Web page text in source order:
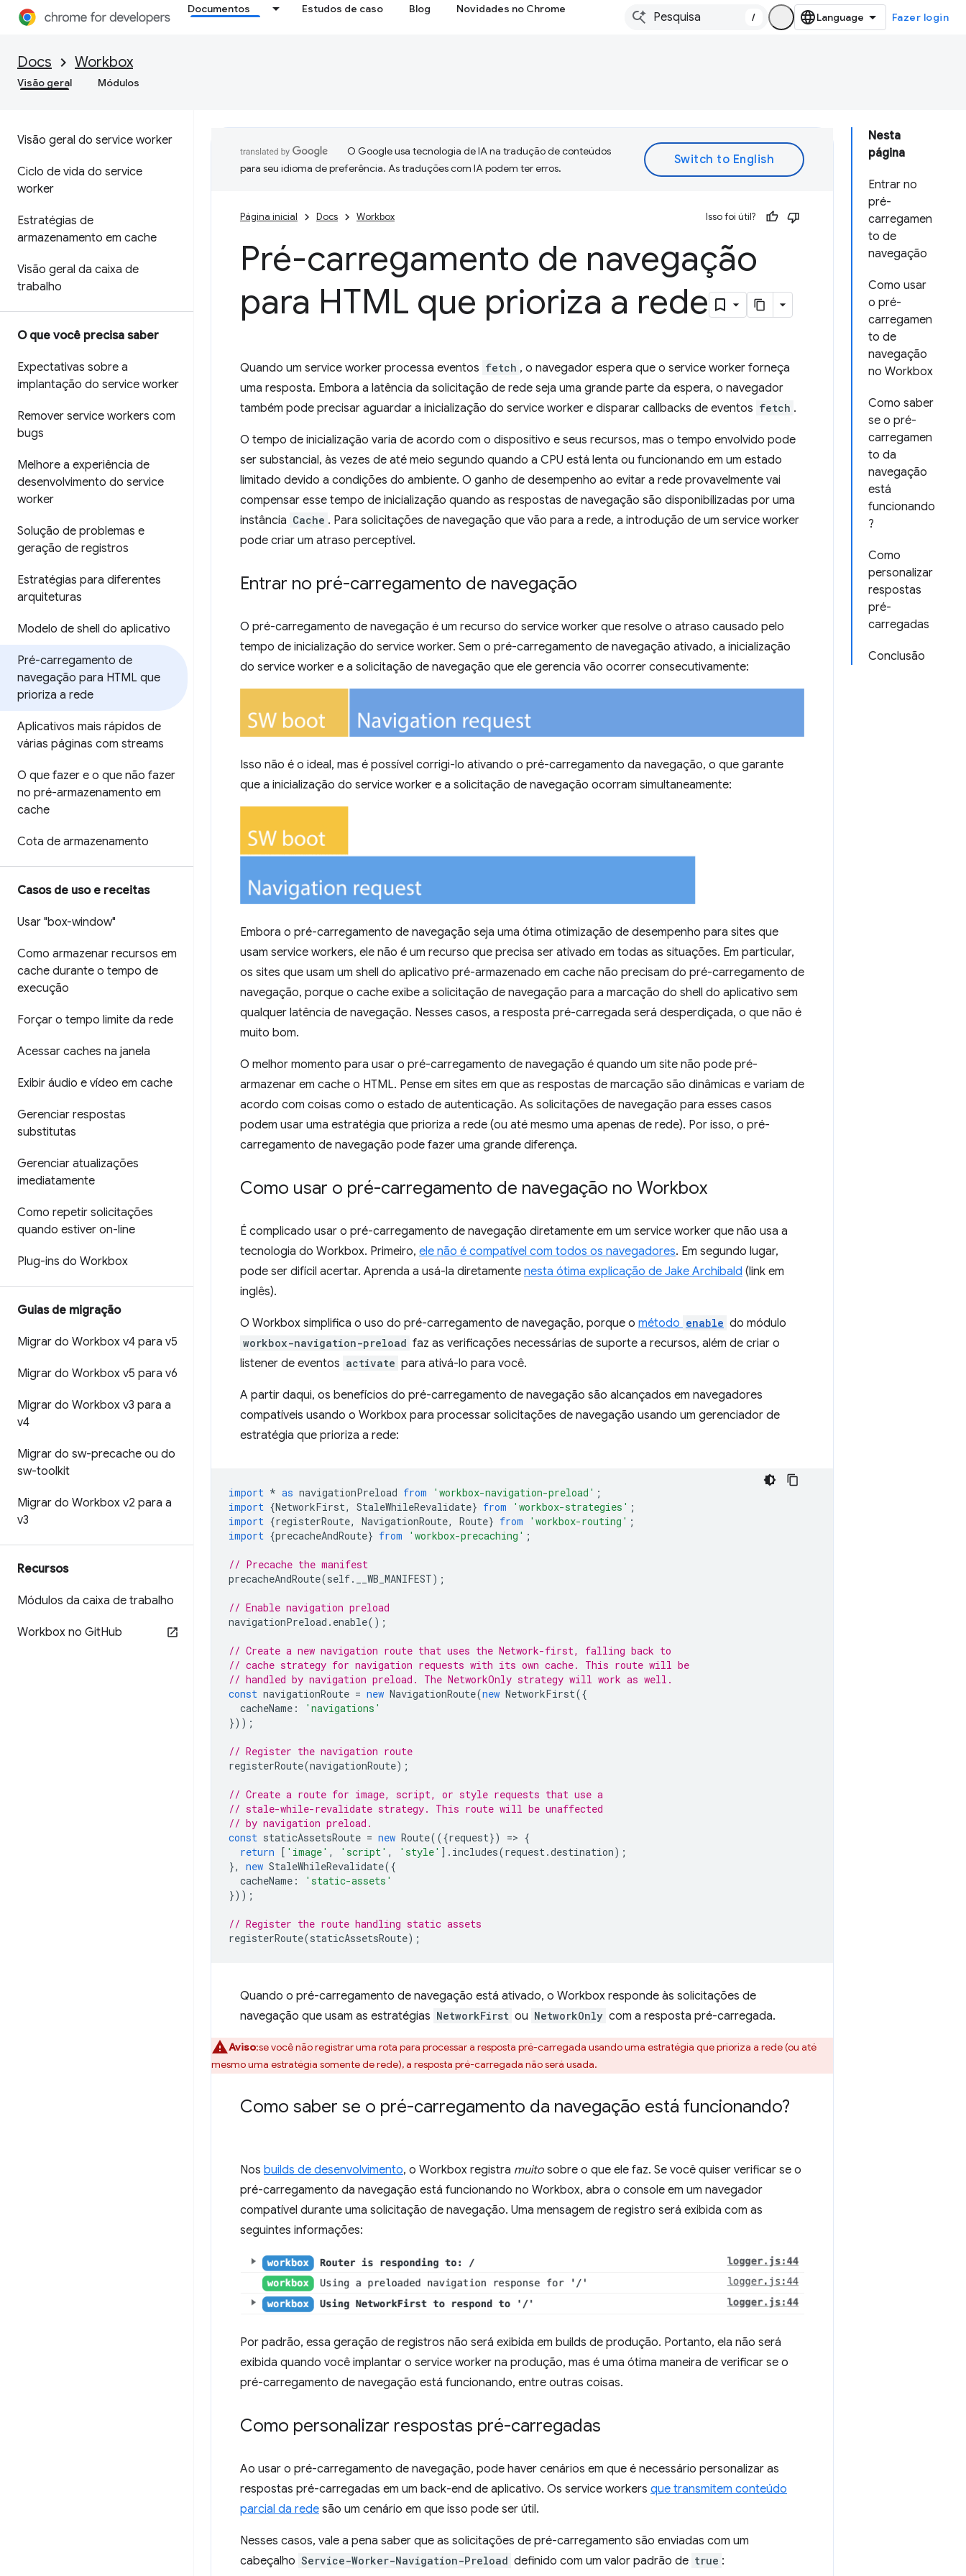
Documentos Estudos de caso Blog Novidades no Chrome
/ Fazer login
Docs Workbox
Visão geral Módulos
Visão geral do service worker
Ciclo de vida do service
worker
Estratégias de
armazenamento em cache
Visão geral da caixa de
trabalho
O que você precisa saber
Expectativas sobre a
implantação do service worker
Remover service workers com
bugs
Melhore a experiência de
desenvolvimento do service
worker
Solução de problemas e
geração de registros
Estratégias para diferentes
arquiteturas
Modelo de shell do aplicativo
Pré-carregamento de
navegação para HTML que
prioriza a rede
Aplicativos mais rápidos de
várias páginas com streams
O que fazer e o que não fazer
no pré-armazenamento em
cache
Cota de armazenamento
Casos de uso e receitas
Usar "box-window"
Como armazenar recursos em
cache durante o tempo de
execução
Forçar o tempo limite da rede
Acessar caches na janela
Exibir áudio e vídeo em cache
Gerenciar respostas
substitutas
Gerenciar atualizações
imediatamente
Como repetir solicitações
quando estiver on-line
Plug-ins do Workbox
Guias de migração
Migrar do Workbox v4 para v5
Migrar do Workbox v5 para v6
Migrar do Workbox v3 para a
v4
Migrar do sw-precache ou do
sw-toolkit
Migrar do Workbox v2 para a
v3
Recursos
Módulos da caixa de trabalho
Workbox no GitHub
Nesta
página
Entrar no
pré-
carregamen
to de
navegação
Como usar
o pré-
carregamen
to de
navegação
no Workbox
Como saber
se o pré-
carregamen
to da
navegação
está
funcionando
?
Como
personalizar
respostas
pré-
carregadas
Conclusão
O Google usa tecnologia de IA na tradução de conteúdos
para seu idioma de preferência. As traduções com IA podem ter erros.
Página inicial Docs Workbox Isso foi útil?
Pré-carregamento de navegação
para HTML que prioriza a rede
Quando um service worker processa eventos fetch , o navegador espera que o service worker forneça
uma resposta. Embora a latência da solicitação de rede seja uma grande parte da espera, o navegador
também pode precisar aguardar a inicialização do service worker e disparar callbacks de eventos fetch .
O tempo de inicialização varia de acordo com o dispositivo e seus recursos, mas o tempo envolvido pode
ser substancial, às vezes de até meio segundo quando a CPU está lenta ou funcionando em um estado
limitado devido a condições do ambiente. O ganho de desempenho ao evitar a rede provavelmente vai
compensar esse tempo de inicialização quando as respostas de navegação são disponibilizadas por uma
instância Cache . Para solicitações de navegação que vão para a rede, a introdução de um service worker
pode criar um atraso perceptível.
Entrar no pré-carregamento de navegação
O pré-carregamento de navegação é um recurso do service worker que resolve o atraso causado pelo
tempo de inicialização do service worker. Sem o pré-carregamento de navegação ativado, a inicialização
do service worker e a solicitação de navegação que ele gerencia vão ocorrer consecutivamente:
Isso não é o ideal, mas é possível corrigi-lo ativando o pré-carregamento da navegação, o que garante
que a inicialização do service worker e a solicitação de navegação ocorram simultaneamente:
Embora o pré-carregamento de navegação seja uma ótima otimização de desempenho para sites que
usam service workers, ele não é um recurso que precisa ser ativado em todas as situações. Em particular,
os sites que usam um shell do aplicativo pré-armazenado em cache não precisam do pré-carregamento de
navegação, porque o cache exibe a solicitação de navegação para a marcação do shell do aplicativo sem
qualquer latência de navegação. Nesses casos, a resposta pré-carregada será desperdiçada, o que não é
muito bom.
O melhor momento para usar o pré-carregamento de navegação é quando um site não pode pré-
armazenar em cache o HTML. Pense em sites em que as respostas de marcação são dinâmicas e variam de
acordo com coisas como o estado de autenticação. As solicitações de navegação para esses casos
podem usar uma estratégia que prioriza a rede (ou até mesmo uma apenas de rede). Por isso, o pré-
carregamento de navegação pode fazer uma grande diferença.
Como usar o pré-carregamento de navegação no Workbox
É complicado usar o pré-carregamento de navegação diretamente em um service worker que não usa a
tecnologia do Workbox. Primeiro, ele não é compatível com todos os navegadores. Em segundo lugar,
pode ser difícil acertar. Aprenda a usá-la diretamente nesta ótima explicação de Jake Archibald (link em
inglês).
O Workbox simplifica o uso do pré-carregamento de navegação, porque o método enable do módulo
workbox-navigation-preload faz as verificações necessárias de suporte a recursos, além de criar o
listener de eventos activate para ativá-lo para você.
A partir daqui, os benefícios do pré-carregamento de navegação são alcançados em navegadores
compatíveis usando o Workbox para processar solicitações de navegação usando um gerenciador de
estratégia que prioriza a rede:
import * as navigationPreload from 'workbox-navigation-preload' ;
import {NetworkFirst, StaleWhileRevalidate} from 'workbox-strategies' ;
import {registerRoute, NavigationRoute, Route} from 'workbox-routing' ;
import {precacheAndRoute} from 'workbox-precaching' ;
// Precache the manifest
precacheAndRoute(self. __WB_MANIFEST);
// Enable navigation preload
navigationPreload . enable();
// Create a new navigation route that uses the Network-first, falling back to
// cache strategy for navigation requests with its own cache. This route will be
// handled by navigation preload. The NetworkOnly strategy will work as well.
const navigationRoute = new NavigationRoute(new NetworkFirst({
cacheName :
'navigations'
}));
// Register the navigation route
registerRoute(navigationRoute);
// Create a route for image, script, or style requests that use a
// stale-while-revalidate strategy. This route will be unaffected
// by navigation preload.
const staticAssetsRoute = new Route(({request}) => {
return [ 'image' , 'script' , 'style' ]. includes(request .destination);
},
new StaleWhileRevalidate({
cacheName :
'static-assets'
}));
// Register the route handling static assets
registerRoute(staticAssetsRoute);
Quando o pré-carregamento de navegação está ativado, o Workbox responde às solicitações de
navegação que usam as estratégias NetworkFirst ou NetworkOnly com a resposta pré-carregada.
Aviso:se você não registrar uma rota para processar a resposta pré-carregada usando uma estratégia que prioriza a rede (ou até
mesmo uma estratégia somente de rede), a resposta pré-carregada não será usada.
Como saber se o pré-carregamento da navegação está funcionando?
Nos builds de desenvolvimento, o Workbox registra muito sobre o que ele faz. Se você quiser verificar se o
pré-carregamento da navegação está funcionando no Workbox, abra o console em um navegador
compatível durante uma solicitação de navegação. Uma mensagem de registro será exibida com as
seguintes informações:
Por padrão, essa geração de registros não será exibida em builds de produção. Portanto, ela não será
exibida quando você implantar o service worker na produção, mas é uma ótima maneira de verificar se o
pré-carregamento de navegação está funcionando, entre outras coisas.
Como personalizar respostas pré-carregadas
Ao usar o pré-carregamento de navegação, pode haver cenários em que é necessário personalizar as
respostas pré-carregadas em um back-end de aplicativo. Os service workers que transmitem conteúdo
parcial da rede são um cenário em que isso pode ser útil.
Nesses casos, vale a pena saber que as solicitações de pré-carregamento são enviadas com um
cabeçalho Service-Worker-Navigation-Preload definido com um valor padrão de true :